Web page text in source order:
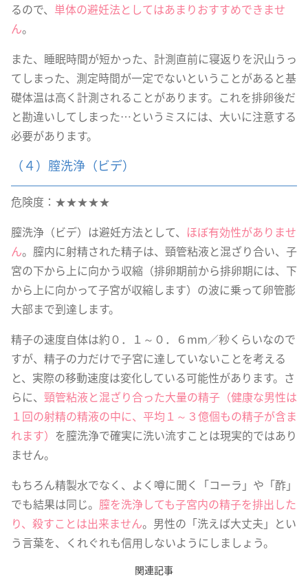
るので、 単体の避妊法としてはあまりおすすめできませ
ん。
また、睡眠時間が短かった、計測直前に寝返りを沢山うっ
てしまった、測定時間が一定でないということがあると基
礎体温は高く計測されることがあります。これを排卵後だ
と勘違いしてしまった…というミスには、大いに注意する
必要があります。
（４）膣洗浄（ビデ）
危険度：★★★★★
膣洗浄（ビデ）は避妊方法として、 ほぼ有効性がありませ
ん。膣内に射精された精子は、頸管粘液と混ざり合い、子
宮の下から上に向かう収縮（排卵期前から排卵期には、下
から上に向かって子宮が収縮します）の波に乗って卵管膨
大部まで到達します。
精子の速度自体は約０．１～０．６mm／秒くらいなので
すが、精子の力だけで子宮に達していないことを考える
と、実際の移動速度は変化している可能性があります。さ
らに、 頸管粘液と混ざり合った大量の精子（健康な男性は
１回の射精の精液の中に、平均１～３億個もの精子が含ま
れます） を膣洗浄で確実に洗い流すことは現実的ではあり
ません。
もちろん精製水でなく、よく噂に聞く「コーラ」や「酢」
でも結果は同じ。 膣を洗浄しても子宮内の精子を排出した
り、殺すことは出来ません。男性の「洗えば大丈夫」とい
う言葉を、くれぐれも信用しないようにしましょう。
関連記事